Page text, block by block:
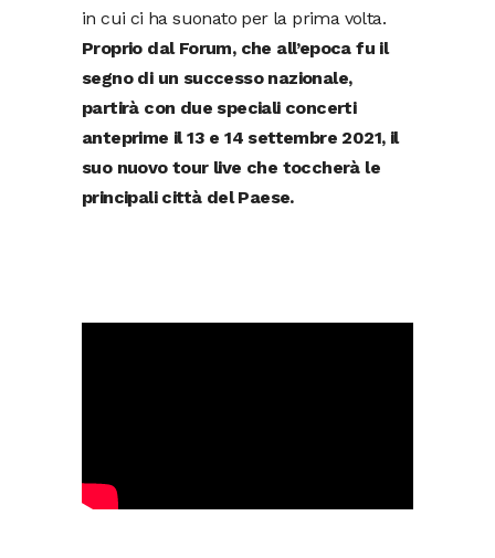
in cui ci ha suonato per la prima volta.
Proprio dal Forum, che all’epoca fu il
segno di un successo nazionale,
partirà con due speciali concerti
anteprime il 13 e 14 settembre 2021, il
suo nuovo tour live che toccherà le
principali città del Paese.